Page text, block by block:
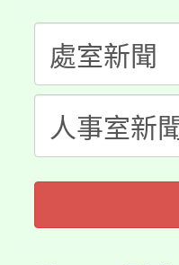
半價優
者。
份教師
大溪自
份教師
淨零綠
會
115年
程